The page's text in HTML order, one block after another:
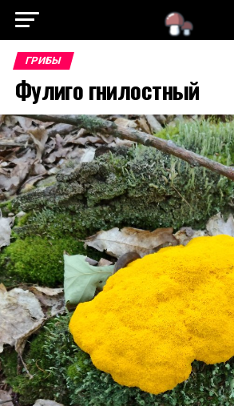
ГРИБЫ
Фулиго гнилостный